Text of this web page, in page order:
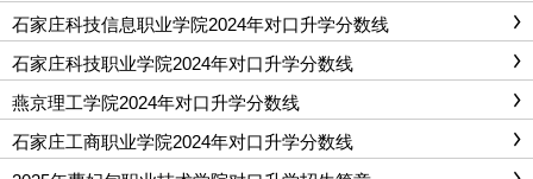
石家庄科技信息职业学院2024年对口升学分数线
石家庄科技职业学院2024年对口升学分数线
燕京理工学院2024年对口升学分数线
石家庄工商职业学院2024年对口升学分数线